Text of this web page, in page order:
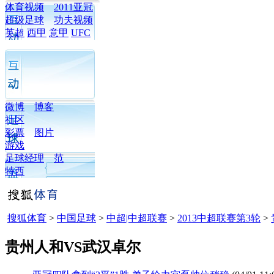
体育视频
2011亚冠
超级足球
功夫视频
英超 西甲 意甲 UFC
微博
博客
社区
彩票
图片
游戏
足球经理
范
特西
搜狐体育 > 中国足球 > 中超|中超联赛 > 2013中超联赛第3轮 >
贵州人和VS武汉卓尔